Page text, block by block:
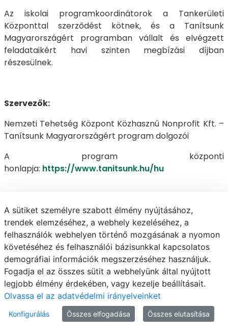
Az iskolai programkoordinátorok a Tankerületi
Központtal szerződést kötnek, és a Tanítsunk
Magyarországért programban vállalt és elvégzett
feladataikért havi szinten megbízási díjban
részesülnek.
Szervezők:
Nemzeti Tehetség Központ Közhasznú Nonprofit Kft. –
Tanítsunk Magyarországért program dolgozói
A program központi
honlapja: https://www.tanitsunk.hu/hu
A Tanítsunk Magyarországért Program (TM1 és
TM2 kurzus) jelentkezési határideje az őszi
tárgyfelvételi időszak vége.
Még nem tájékozódtál, mi is ez?
Katt ide:https://www.tanitsunk.hu/hu
A sütiket személyre szabott élmény nyújtásához,
trendek elemzéséhez, a webhely kezeléséhez, a
felhasználók webhelyen történő mozgásának a nyomon
követéséhez és felhasználói bázisunkkal kapcsolatos
demográfiai információk megszerzéséhez használjuk.
Fogadja el az összes sütit a webhelyünk által nyújtott
legjobb élmény érdekében, vagy kezelje beállításait.
Olvassa el az adatvédelmi irányelveinket
Konfigurálás Összes elfogadása Összes elutasítása